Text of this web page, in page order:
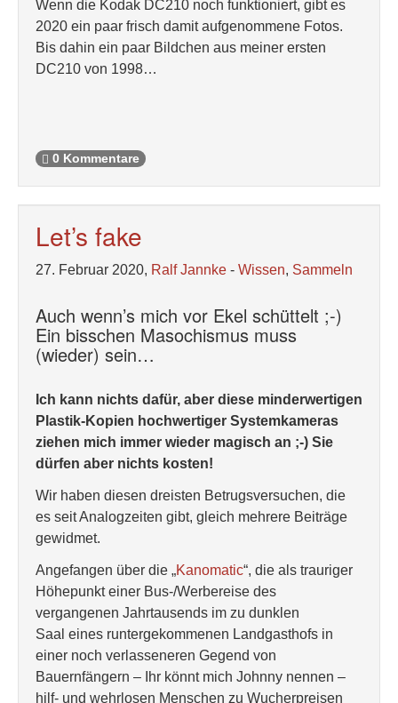
Wenn die Kodak DC210 noch funktioniert, gibt es
2020 ein paar frisch damit aufgenommene Fotos.
Bis dahin ein paar Bildchen aus meiner ersten
DC210 von 1998…
0 Kommentare
Let’s fake
27. Februar 2020, Ralf Jannke - Wissen, Sammeln
Auch wenn’s mich vor Ekel schüttelt ;-)
Ein bisschen Masochismus muss
(wieder) sein…
Ich kann nichts dafür, aber diese minderwertigen
Plastik-Kopien hochwertiger Systemkameras
ziehen mich immer wieder magisch an ;-) Sie
dürfen aber nichts kosten!
Wir haben diesen dreisten Betrugsversuchen, die
es seit Analogzeiten gibt, gleich mehrere Beiträge
gewidmet.
Angefangen über die „Kanomatic“, die als trauriger
Höhepunkt einer Bus-/Werbereise des
vergangenen Jahrtausends im zu dunklen
Saal eines runtergekommenen Landgasthofs in
einer noch verlasseneren Gegend von
Bauernfängern – Ihr könnt mich Johnny nennen –
hilf- und wehrlosen Menschen zu Wucherpreisen